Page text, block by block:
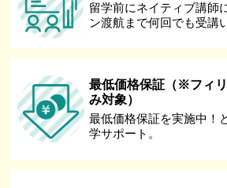
留学前にネイティブ講師
ン渡航まで何回でも受講
最低価格保証（※フィ
み対象）
最低価格保証を実施中！
学サポート。